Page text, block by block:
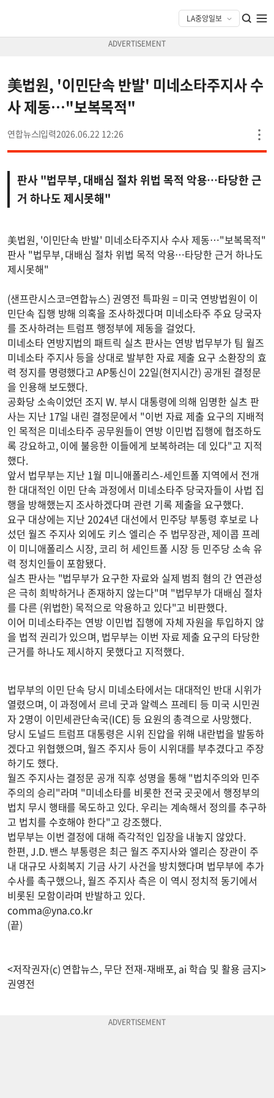
美법원, '이민단속 반발' 미네소타주지사 수
사 제동…"보복목적"
연합뉴스 2026.06.22 12:26
판사 "법무부, 대배심 절차 위법 목적 악용…타당한 근
거 하나도 제시못해"
美법원, '이민단속 반발' 미네소타주지사 수사 제동…"보복목적"
판사 "법무부, 대배심 절차 위법 목적 악용…타당한 근거 하나도
제시못해"
(샌프란시스코=연합뉴스) 권영전 특파원 = 미국 연방법원이 이
민단속 집행 방해 의혹을 조사하겠다며 미네소타주 주요 당국자
를 조사하려는 트럼프 행정부에 제동을 걸었다.
미네소타 연방지법의 패트릭 실츠 판사는 연방 법무부가 팀 월즈
미네소타 주지사 등을 상대로 발부한 자료 제출 요구 소환장의 효
력 정지를 명령했다고 AP통신이 22일(현지시간) 공개된 결정문
을 인용해 보도했다.
공화당 소속이었던 조지 W. 부시 대통령에 의해 임명한 실츠 판
사는 지난 17일 내린 결정문에서 "이번 자료 제출 요구의 지배적
인 목적은 미네소타주 공무원들이 연방 이민법 집행에 협조하도
록 강요하고, 이에 불응한 이들에게 보복하려는 데 있다"고 지적
했다.
앞서 법무부는 지난 1월 미니애폴리스-세인트폴 지역에서 전개
한 대대적인 이민 단속 과정에서 미네소타주 당국자들이 사법 집
행을 방해했는지 조사하겠다며 관련 기록 제출을 요구했다.
요구 대상에는 지난 2024년 대선에서 민주당 부통령 후보로 나
섰던 월즈 주지사 외에도 키스 엘리슨 주 법무장관, 제이콥 프레
이 미니애폴리스 시장, 코리 허 세인트폴 시장 등 민주당 소속 유
력 정치인들이 포함됐다.
실츠 판사는 "법무부가 요구한 자료와 실제 범죄 혐의 간 연관성
은 극히 희박하거나 존재하지 않는다"며 "법무부가 대배심 절차
를 다른 (위법한) 목적으로 악용하고 있다"고 비판했다.
이어 미네소타주는 연방 이민법 집행에 자체 자원을 투입하지 않
을 법적 권리가 있으며, 법무부는 이번 자료 제출 요구의 타당한
근거를 하나도 제시하지 못했다고 지적했다.
법무부의 이민 단속 당시 미네소타에서는 대대적인 반대 시위가
열렸으며, 이 과정에서 르네 굿과 알렉스 프레티 등 미국 시민권
자 2명이 이민세관단속국(ICE) 등 요원의 총격으로 사망했다.
당시 도널드 트럼프 대통령은 시위 진압을 위해 내란법을 발동하
겠다고 위협했으며, 월즈 주지사 등이 시위대를 부추겼다고 주장
하기도 했다.
월즈 주지사는 결정문 공개 직후 성명을 통해 "법치주의와 민주
주의의 승리"라며 "미네소타를 비롯한 전국 곳곳에서 행정부의
법치 무시 행태를 목도하고 있다. 우리는 계속해서 정의를 추구하
고 법치를 수호해야 한다"고 강조했다.
법무부는 이번 결정에 대해 즉각적인 입장을 내놓지 않았다.
한편, J.D. 밴스 부통령은 최근 월즈 주지사와 엘리슨 장관이 주
내 대규모 사회복지 기금 사기 사건을 방치했다며 법무부에 추가
수사를 촉구했으나, 월즈 주지사 측은 이 역시 정치적 동기에서
비롯된 모함이라며 반발하고 있다.
comma@yna.co.kr
(끝)
<저작권자(c) 연합뉴스, 무단 전재-재배포, ai 학습 및 활용 금지>
권영전